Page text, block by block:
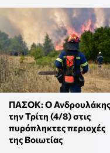
ΠΑΣΟΚ: Ο Ανδρουλάκης
την Τρίτη (4/8) στις
πυρόπληκτες περιοχές
της Βοιωτίας